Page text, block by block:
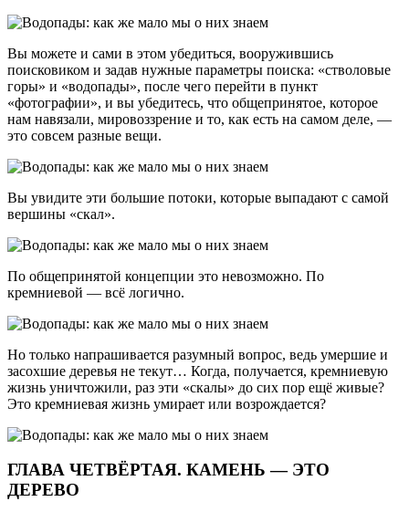
Вы можете и сами в этом убедиться, вооружившись
поисковиком и задав нужные параметры поиска: «стволовые
горы» и «водопады», после чего перейти в пункт
«фотографии», и вы убедитесь, что общепринятое, которое
нам навязали, мировоззрение и то, как есть на самом деле, —
это совсем разные вещи.
Вы увидите эти большие потоки, которые выпадают с самой
вершины «скал».
По общепринятой концепции это невозможно. По
кремниевой — всё логично.
Но только напрашивается разумный вопрос, ведь умершие и
засохшие деревья не текут… Когда, получается, кремниевую
жизнь уничтожили, раз эти «скалы» до сих пор ещё живые?
Это кремниевая жизнь умирает или возрождается?
ГЛАВА ЧЕТВЁРТАЯ. КАМЕНЬ — ЭТО
ДЕРЕВО